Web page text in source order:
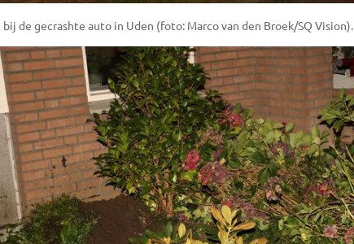
de gecrashte auto in Uden (foto: Marco van den Broek/SQ Vision).